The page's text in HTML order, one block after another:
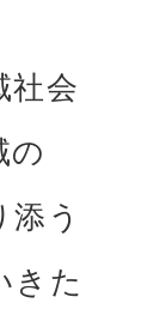
社会
の
う
きた